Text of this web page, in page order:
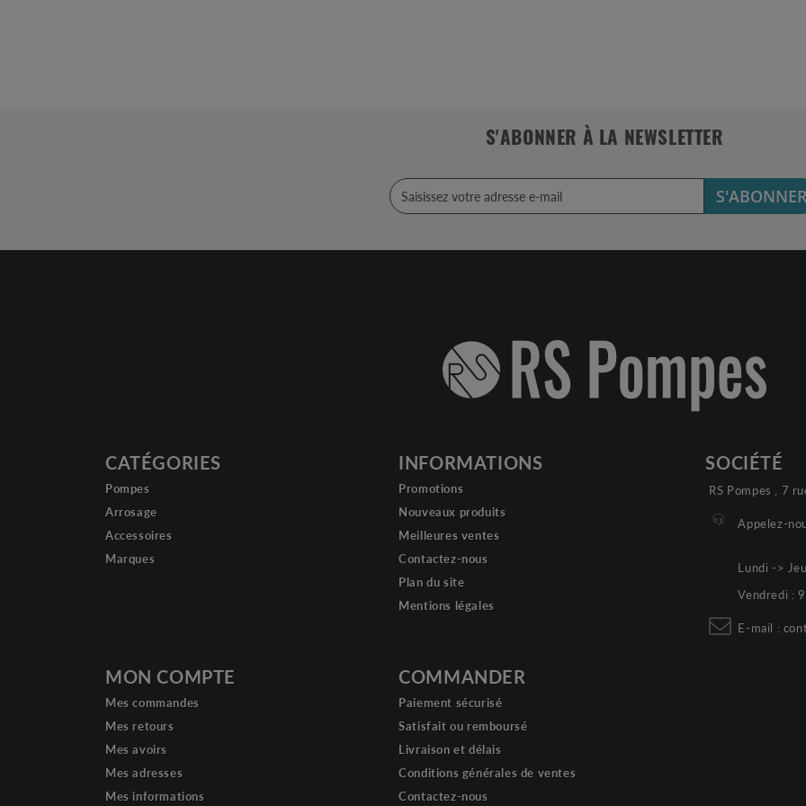
S'ABONNER À LA NEWSLETTER
CATÉGORIES
Pompes
Arrosage
Accessoires
Marques
INFORMATIONS
Promotions
Nouveaux produits
Meilleures ventes
Contactez-nous
Plan du site
Mentions légales
MON COMPTE
Mes commandes
Mes retours
Mes avoirs
Mes adresses
Mes informations
COMMANDER
Paiement sécurisé
Satisfait ou remboursé
Livraison et délais
Conditions générales de ventes
Contactez-nous
SOCIÉTÉ
RS Pompes , 7
Appelez-
Lundi ->
Vendredi :
E-mail :